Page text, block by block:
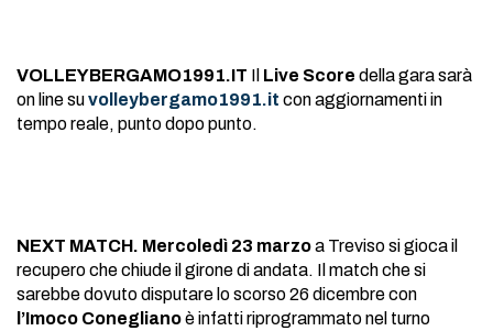
VOLLEYBERGAMO1991.IT Il Live Score della gara sarà
on line suvolleybergamo1991.it con aggiornamenti in
tempo reale, punto dopo punto.
NEXT MATCH. Mercoledì 23 marzoa Treviso si gioca il
recupero che chiude il girone di andata. Il match che si
sarebbe dovuto disputare lo scorso 26 dicembre con
l’Imoco Coneglianoè infatti riprogrammato nel turno